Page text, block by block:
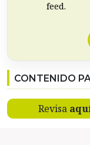
feed.
CONTENIDO
Revisa